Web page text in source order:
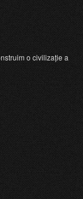
o civilizație a